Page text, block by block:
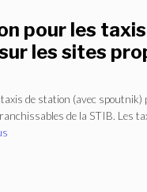
pour les
les sites
de station (avec spoutnik)
de la STIB. Les